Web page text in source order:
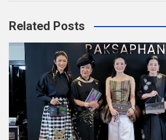
Related Posts